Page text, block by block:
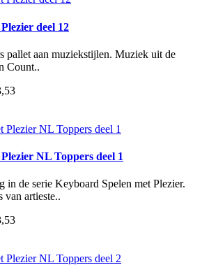
deel 12
pallet aan muziekstijlen. Muziek uit de
Count..
NL Toppers deel 1
in de serie Keyboard Spelen met Plezier.
van artieste..